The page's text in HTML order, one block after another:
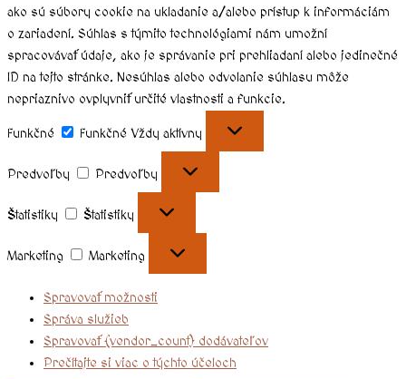
ako sú súbory cookie na ukladanie a/alebo prístup k informáciám
o zariadení. Súhlas s týmito technológiami nám umožní
spracovávať údaje, ako je správanie pri prehliadaní alebo jedinečné
ID na tejto stránke. Nesúhlas alebo odvolanie súhlasu môže
nepriaznivo ovplyvniť určité vlastnosti a funkcie.
Funkčné Funkčné Vždy aktívny
Predvoľby Predvoľby
Štatistiky Štatistiky
Marketing Marketing
Spravovať možnosti
Správa služieb
Spravovať {vendor_count} dodávateľov
Prečítajte si viac o týchto účeloch